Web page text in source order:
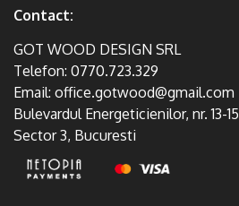
Contact:
GOT WOOD DESIGN SRL
Telefon: 0770.723.329
Email: office.gotwood@gmail.com
Bulevardul Energeticienilor, nr. 13-15
Sector 3, Bucuresti